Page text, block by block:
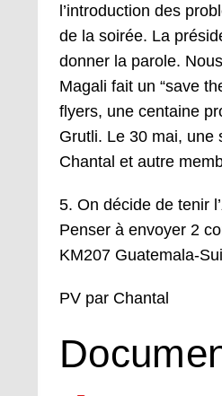
l’introduction des
de la soirée. La
donner la parole.
Magali fait un “save
flyers, une centaine
Grutli. Le 30 mai, une
Chantal et autre
5. On décide de tenir l’
Penser à envoyer 2
KM207 Guatemala-
PV par Chantal